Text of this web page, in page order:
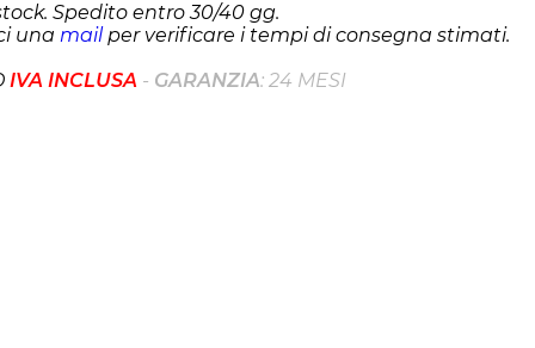
Spedito entro 30/40 gg.
una mailper verificare i tempi di consegna stimati.
IVA INCLUSA - GARANZIA: 24 MESI